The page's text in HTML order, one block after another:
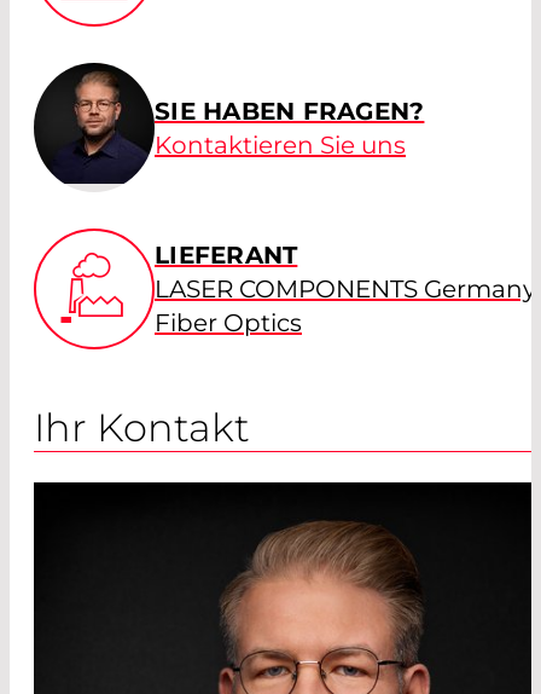
SIE HABEN FRAGEN?
Kontaktieren Sie uns
LIEFERANT
LASER COMPONENTS
Fiber Optics
Ihr Kontakt